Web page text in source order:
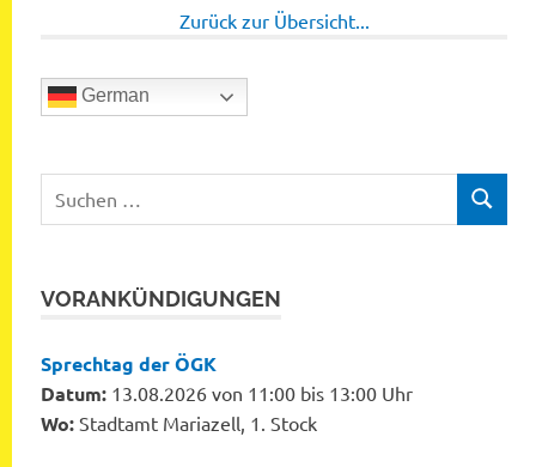
Zurück zur Übersicht...
German
nach:
SUCHEN
VORANKÜNDIGUNGEN
Sprechtag der ÖGK
Datum: 13.08.2026 von 11:00 bis 13:00 Uhr
Wo: Stadtamt Mariazell, 1. Stock